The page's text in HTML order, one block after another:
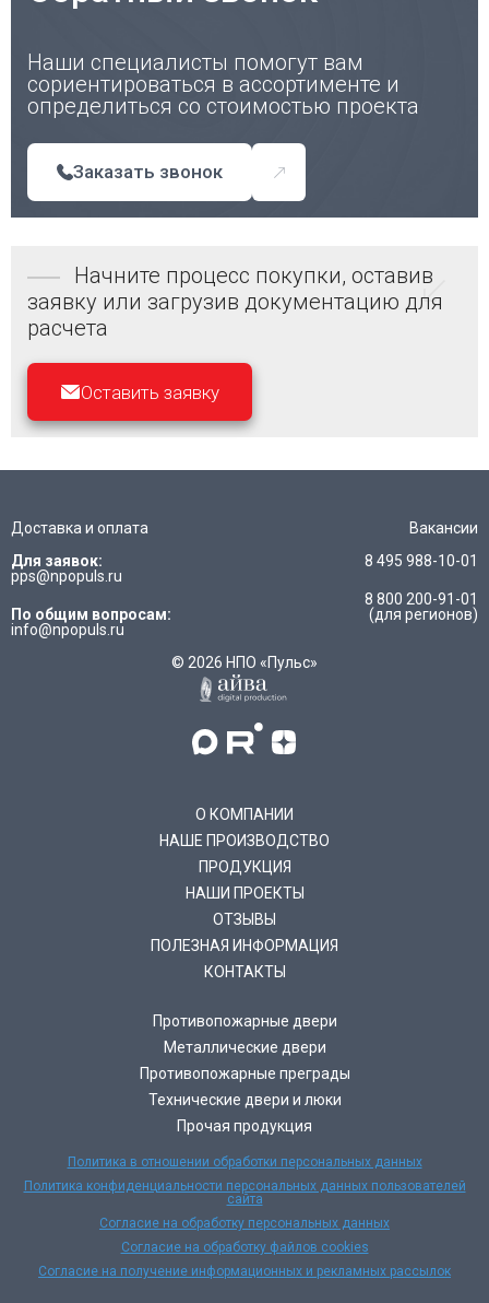
Наши специалисты помогут вам
сориентироваться в ассортименте и
определиться со стоимостью проекта
Заказать звонок
Начните процесс покупки, оставив
заявку или загрузив документацию для
расчета
Оставить заявку
Доставка и оплата
Вакансии
Для заявок:
pps@npopuls.ru
По общим вопросам:
info@npopuls.ru
8 495 988-10-01
8 800 200-91-01
(для регионов)
© 2026 НПО «Пульс»
О КОМПАНИИ
НАШЕ ПРОИЗВОДСТВО
ПРОДУКЦИЯ
НАШИ ПРОЕКТЫ
ОТЗЫВЫ
ПОЛЕЗНАЯ ИНФОРМАЦИЯ
КОНТАКТЫ
Противопожарные двери
Металлические двери
Противопожарные преграды
Технические двери и люки
Прочая продукция
Политика в отношении обработки персональных данных
Политика конфиденциальности персональных данных пользователей
сайта
Согласие на обработку персональных данных
Согласие на обработку файлов cookies
Согласие на получение информационных и рекламных рассылок